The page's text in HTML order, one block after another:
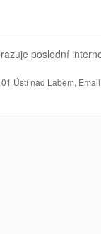
poslední
Ústí nad Labem,